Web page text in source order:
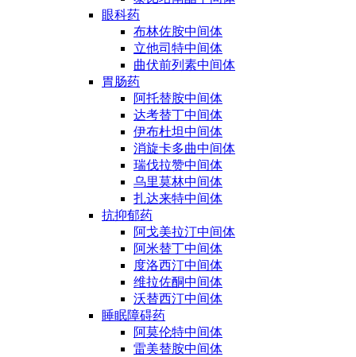
眼科药
布林佐胺中间体
立他司特中间体
曲伏前列素中间体
胃肠药
阿托替胺中间体
达考替丁中间体
伊布杜坦中间体
消旋卡多曲中间体
瑞伐拉赞中间体
乌里莫林中间体
扎达来特中间体
抗抑郁药
阿戈美拉汀中间体
阿米替丁中间体
度洛西汀中间体
维拉佐酮中间体
沃替西汀中间体
睡眠障碍药
阿莫伦特中间体
雷美替胺中间体